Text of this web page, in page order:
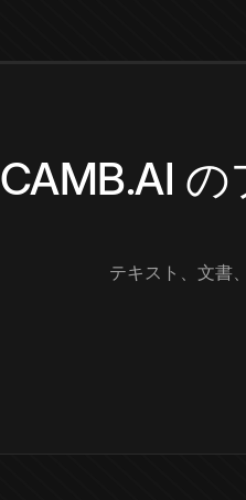
CAMB.AI
テキスト、文書